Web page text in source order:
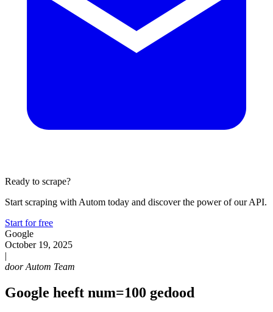
Ready to scrape?
Start scraping with Autom today and discover the power of our API.
Start for free
Google
October 19, 2025
|
door Autom Team
Google heeft num=100 gedood